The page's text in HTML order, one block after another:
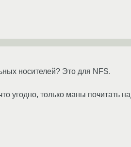
носителей? Это для NFS.
угодно, только маны почитать